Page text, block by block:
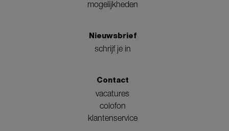
mogelijkheden
Nieuwsbrief
schrijf je in
Contact
vacatures
colofon
klantenservice